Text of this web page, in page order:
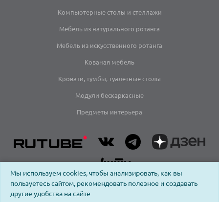
Компьютерные столы и стеллажи
Мебель из натурального ротанга
Мебель из искусственного ротанга
Кованая мебель
Кровати, тумбы, туалетные столы
Модули бескаркасные
Предметы интерьера
Мы используем cookies, чтобы анализировать, как вы
пользуетесь сайтом, рекомендовать полезное и создавать
другие удобства на сайте